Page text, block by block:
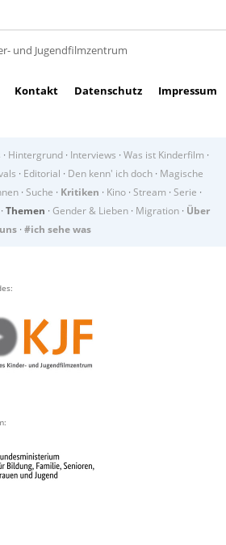
und Jugendfilmzentrum
Kontakt Datenschutz Impressum
· Hintergrund · Interviews · Was ist Kinderfilm ·
· Editorial · Den kenn' ich doch· Magische
· Suche · Kritiken · Kino · Stream · Serie ·
· Themen · Gender & Lieben · Migration · Über
uns · #ich sehe was